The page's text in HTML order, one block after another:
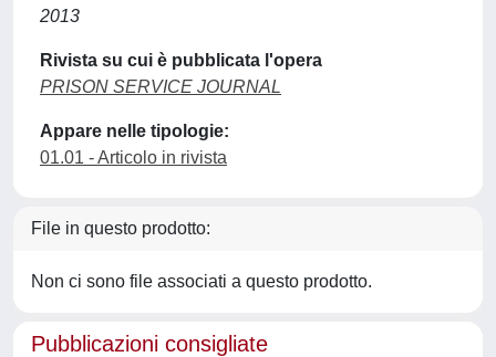
2013
Rivista su cui è pubblicata l'opera
PRISON SERVICE JOURNAL
Appare nelle tipologie:
01.01 - Articolo in rivista
File in questo prodotto:
Non ci sono file associati a questo prodotto.
Pubblicazioni consigliate